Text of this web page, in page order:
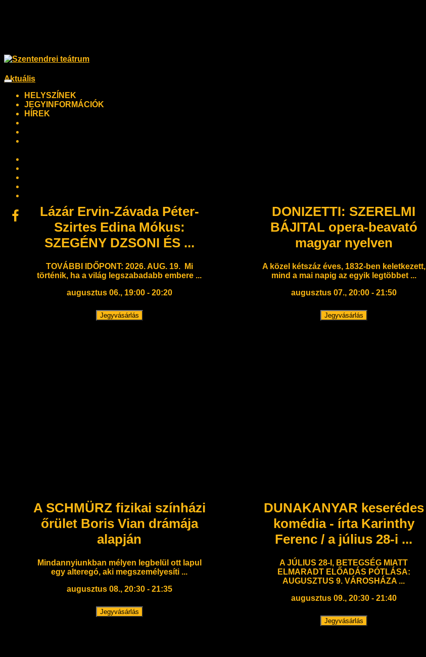
Toggle
navigationHELYSZÍNEK
JEGYINFORMÁCIÓK
HÍREK
Aktuális
Lázár Ervin-Závada Péter-
Szirtes Edina Mókus:
SZEGÉNY DZSONI ÉS ...
TOVÁBBI IDŐPONT: 2026. AUG. 19. Mi
történik, ha a világ legszabadabb embere ...
augusztus 06., 19:00 - 20:20
Jegyvásárlás
DONIZETTI: SZERELMI
BÁJITAL opera-beavató
magyar nyelven
A közel kétszáz éves, 1832-ben keletkezett,
mind a mai napig az egyik legtöbbet ...
augusztus 07., 20:00 - 21:50
Jegyvásárlás
A SCHMÜRZ fizikai színházi
őrület Boris Vian drámája
alapján
Mindannyiunkban mélyen legbelül ott lapul
egy alteregó, aki megszemélyesíti ...
augusztus 08., 20:30 - 21:35
Jegyvásárlás
DUNAKANYAR keserédes
komédia - írta Karinthy
Ferenc / a július 28-i ...
A JÚLIUS 28-I, BETEGSÉG MIATT
ELMARADT ELŐADÁS PÓTLÁSA:
AUGUSZTUS 9. VÁROSHÁZA ...
augusztus 09., 20:30 - 21:40
Jegyvásárlás